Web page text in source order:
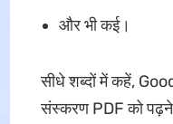
और भी कई।
सीधे शब्दों में कहें,
संस्करण PDF को